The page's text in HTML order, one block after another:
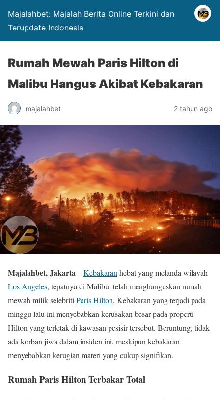
Majalahbet: Majalah Berita Online Terkini dan
Terupdate Indonesia
Rumah Mewah Paris Hilton di
Malibu Hangus Akibat Kebakaran
majalahbet 2 tahun ago
Majalahbet, Jakarta–Kebakaranhebat yang melanda wilayah
Los Angeles, tepatnya di Malibu, telah menghanguskan rumah
mewah milik selebritiParis Hilton. Kebakaran yang terjadi pada
minggu lalu ini menyebabkan kerusakan besar pada properti
Hilton yang terletak di kawasan pesisir tersebut. Beruntung, tidak
ada korban jiwa dalam insiden ini, meskipun kebakaran
menyebabkan kerugian materi yang cukup signifikan.
Rumah Paris Hilton Terbakar Total